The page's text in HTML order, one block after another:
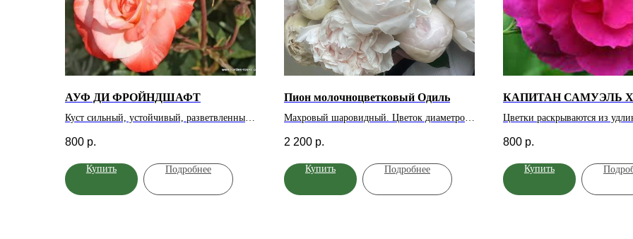
АУФ ДИ ФРОЙНДШАФТ
Куст сильный, устойчивый, разветвленный
белый, край красный, 8 см, в соцветии, к
дождю устойчив, форма классическая,
густомахровая, розетковидная, аромат
слабый, устойчивый. Лист средне -
800 р.
Купить Подробнее
Пион молочноцветковый Одиль
Махровый шаровидный. Цветок диаметром
оттенком, выгорает до белого со светло-
розово-кремовым оттенком, ароматный,
кусты высотой 80 см, стебли средней
толщины и прочности, под тяжестью
2 200 р.
Купить Подробнее
КАПИТАН САМУЭЛЬ
Цветки раскрываются из
маленьким пучком тычинок
фуксиево-розовые или
долго держат цвет, прежде
выгореть до темно-розового.
800 р.
Купить